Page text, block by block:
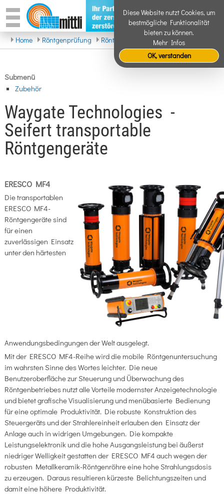
Home Röntgenprüfung Röntgenanlagen Transportabel
Submenü
Zubehör
Waygate Technologies -
Seifert transportable
Röntgengeräte
ERESCO MF4
Die transportablen
ERESCO MF4-
Röntgengeräte sind
für einen
zuverlässigen Einsatz
unter den härtesten
Anwendungsbedingungen der Welt ausgelegt.
Mit der ERESCO MF4-Reihe wird die mobile Röntgenuntersuchung
im wahrsten Sinne des Wortes leichter. Die neue
Benutzeroberfläche zur Steuerung und Überwachung des
Röntgenbetriebes nutzt alle Vorteile modernster Anzeigetechnologie
und bietet grafische Visualisierung und menübasierte Bedienung
für eine optimale Produktivität. Die robuste Konstruktion des
Steuergeräts und der Strahlereinheit erlauben den Einsatz der
Anlage auch in widrigen Umgebungen. Die kompakte
Leistungselektronik und die hohe Ausgangsleistung bei äußerst
niedriger Welligkeit gestatten der ERESCO MF4 auch wegen der
robusten Metallkeramik-Röntgenröhre eine hohe Strahlungsdosis
zu erzeugen. Daraus resultieren kürzeste Belichtungszeiten und
damit eine höhere Produktivität.
Diese Website nutzt Cookies, um
bestmögliche Funktionalität
bieten zu können.
Mehr Infos
OK, verstanden